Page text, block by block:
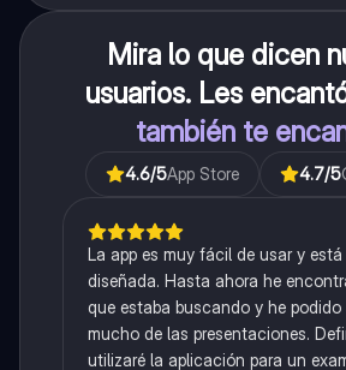
Mira lo que dicen
usuarios. Les
también te
4.6/5App Store 4.7/5
La app es muy fácil de usar y está
diseñada. Hasta ahora he
que estaba buscando y he podido
mucho de las presentaciones.
utilizaré la aplicación para un